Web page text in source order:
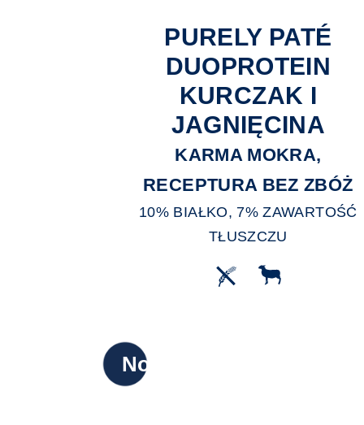
PURELY PATÉ
DUOPROTEIN
KURCZAK I
JAGNIĘCINA
KARMA MOKRA,
RECEPTURA BEZ ZBÓŻ
10% BIAŁKO, 7% ZAWARTOŚĆ
TŁUSZCZU
Nowy